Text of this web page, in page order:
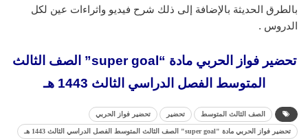
بالطرق الحديثة بالإضافة إلى ذلك شرح فيديو واثراءات عين لكل
الدروس .
تحضير فواز الحربي مادة “super goal” الصف الثالث
المتوسط الفصل الدراسي الثالث 1443 هـ
الصف الثالث المتوسط تحضير تحضير فواز الحربي
تحضير فواز الحربي مادة "super goal" الصف الثالث المتوسط الفصل الدراسي الثالث 1443 هـ